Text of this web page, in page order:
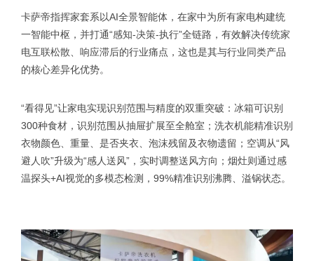
卡萨帝指挥家套系以AI全景智能体，在家中为所有家电构建统
一智能中枢，并打通“感知-决策-执行”全链路，有效解决传统家
电互联松散、响应滞后的行业痛点，这也是其与行业同类产品
的核心差异化优势。
“看得见”让家电实现识别范围与精度的双重突破：冰箱可识别
300种食材，识别范围从抽屉扩展至全舱室；洗衣机能精准识别
衣物颜色、重量、是否夹衣、泡沫残留及衣物遗留；空调从“风
避人吹”升级为“感人送风”，实时调整送风方向；烟灶则通过感
温探头+AI视觉的多模态检测，99%精准识别沸腾、溢锅状态。